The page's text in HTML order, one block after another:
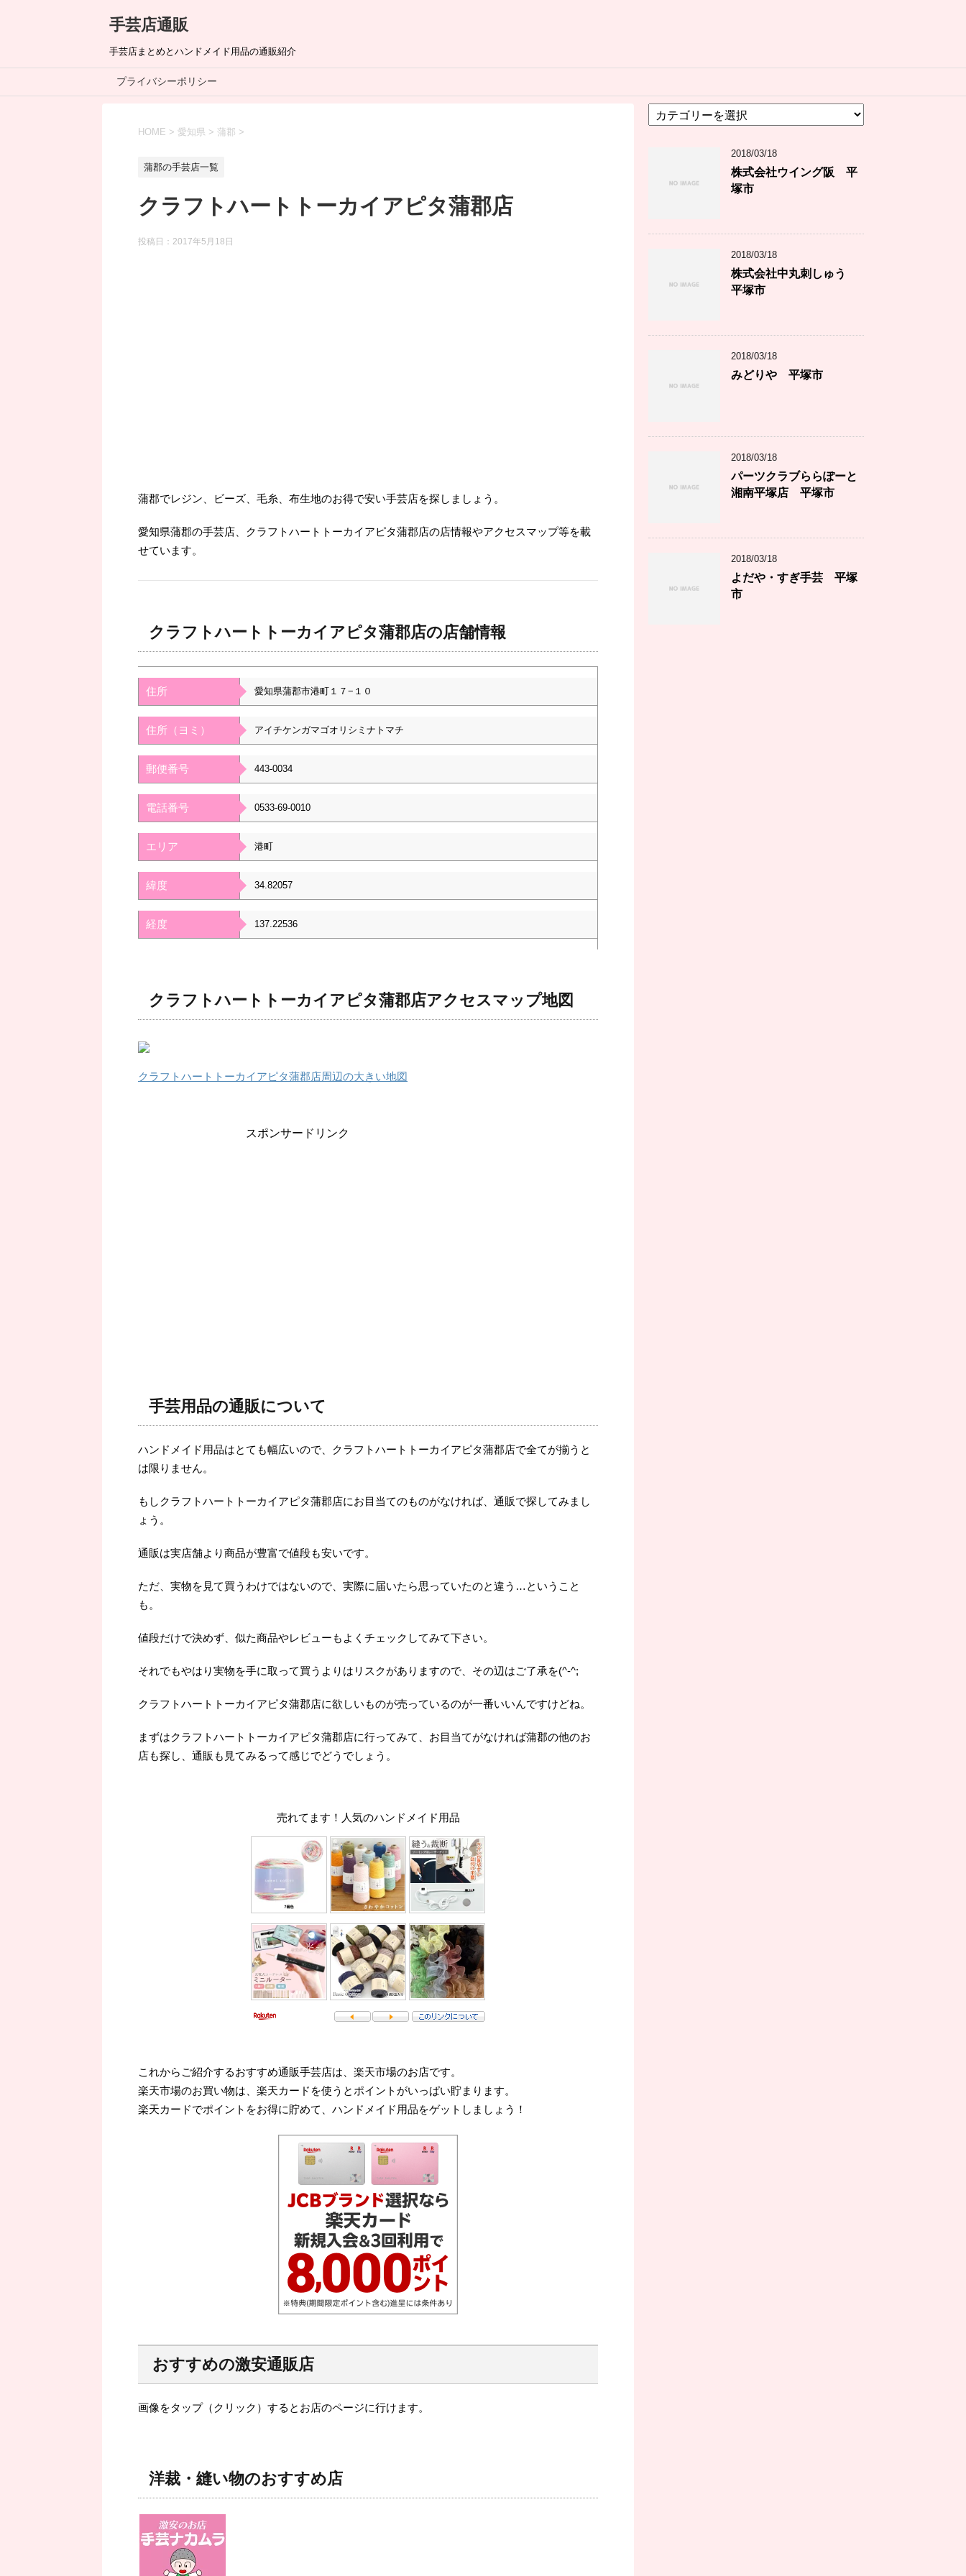
手芸店通販
手芸店まとめとハンドメイド用品の通販紹介
プライバシーポリシー
HOME > 愛知県 > 蒲郡 >
蒲郡の手芸店一覧
クラフトハートトーカイアピタ蒲郡店
投稿日： 2017年5月18日
蒲郡でレジン、ビーズ、毛糸、布生地のお得で安い手芸店を探しましょう。
愛知県蒲郡の手芸店、クラフトハートトーカイアピタ蒲郡店の店情報やアクセスマップ等を載
せています。
クラフトハートトーカイアピタ蒲郡店の店舗情報
住所 愛知県蒲郡市港町１７−１０
住所（ヨミ） アイチケンガマゴオリシミナトマチ
郵便番号 443-0034
電話番号 0533-69-0010
エリア 港町
緯度 34.82057
経度 137.22536
クラフトハートトーカイアピタ蒲郡店アクセスマップ地図
クラフトハートトーカイアピタ蒲郡店周辺の大きい地図
スポンサードリンク
手芸用品の通販について
ハンドメイド用品はとても幅広いので、クラフトハートトーカイアピタ蒲郡店で全てが揃うと
は限りません。
もしクラフトハートトーカイアピタ蒲郡店にお目当てのものがなければ、通販で探してみまし
ょう。
通販は実店舗より商品が豊富で値段も安いです。
ただ、実物を見て買うわけではないので、実際に届いたら思っていたのと違う…ということ
も。
値段だけで決めず、似た商品やレビューもよくチェックしてみて下さい。
それでもやはり実物を手に取って買うよりはリスクがありますので、その辺はご了承を(^-^;
クラフトハートトーカイアピタ蒲郡店に欲しいものが売っているのが一番いいんですけどね。
まずはクラフトハートトーカイアピタ蒲郡店に行ってみて、お目当てがなければ蒲郡の他のお
店も探し、通販も見てみるって感じでどうでしょう。
売れてます！人気のハンドメイド用品
これからご紹介するおすすめ通販手芸店は、楽天市場のお店です。
楽天市場のお買い物は、楽天カードを使うとポイントがいっぱい貯まります。
楽天カードでポイントをお得に貯めて、ハンドメイド用品をゲットしましょう！
おすすめの激安通販店
画像をタップ（クリック）するとお店のページに行けます。
洋裁・縫い物のおすすめ店
テ
2018/03/18
株式会社ウイング阪 平
塚市
2018/03/18
株式会社中丸刺しゅう
平塚市
2018/03/18
みどりや 平塚市
2018/03/18
パーツクラブららぽーと
湘南平塚店 平塚市
2018/03/18
よだや・すぎ手芸 平塚
市